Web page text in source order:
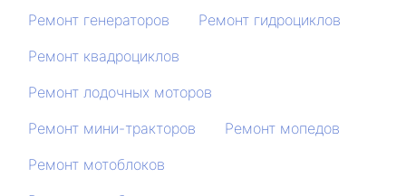
Ремонт генераторов
Ремонт гидроциклов
Ремонт квадроциклов
Ремонт лодочных моторов
Ремонт мини-тракторов
Ремонт мопедов
Ремонт мотоблоков